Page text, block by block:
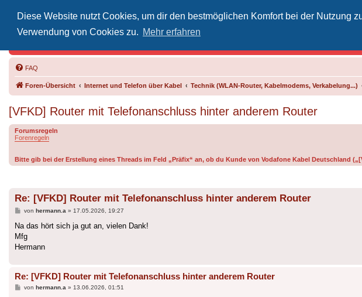
Diese Website nutzt Cookies, um dir den bestmöglichen Komfort bei der Nutzung
Verwendung von Cookies zu. Mehr erfahren
FAQ
Foren-Übersicht Internet und Telefon über Kabel Technik (WLAN-Router, Kabelmodems, Verkabelung...)
[VFKD] Router mit Telefonanschluss hinter anderem Router
Forumsregeln
Forenregeln
Bitte gib bei der Erstellung eines Threads im Feld „Präfix“ an, ob du Kunde von Vodafone Kabel Deutschland
Re: [VFKD] Router mit Telefonanschluss hinter anderem Router
Beitrag
von hermann.a » 17.05.2026, 19:27
Na das hört sich ja gut an, vielen Dank!
Mfg
Hermann
Re: [VFKD] Router mit Telefonanschluss hinter anderem Router
Beitrag
von hermann.a » 13.06.2026, 01:51